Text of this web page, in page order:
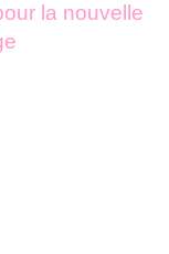
la nouvelle